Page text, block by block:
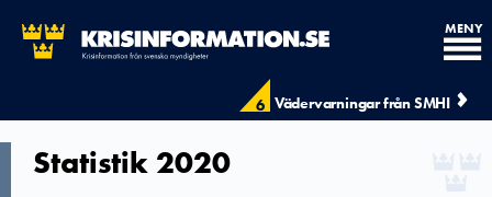
6 Vädervarningar från SMHI
MENY
Statistik 2020